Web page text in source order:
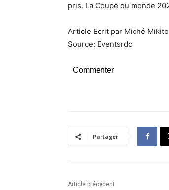
pris. La Coupe du monde
Article Ecrit par Miché Mikito
Source: Eventsrdc
Commenter
Partager
Article précédent